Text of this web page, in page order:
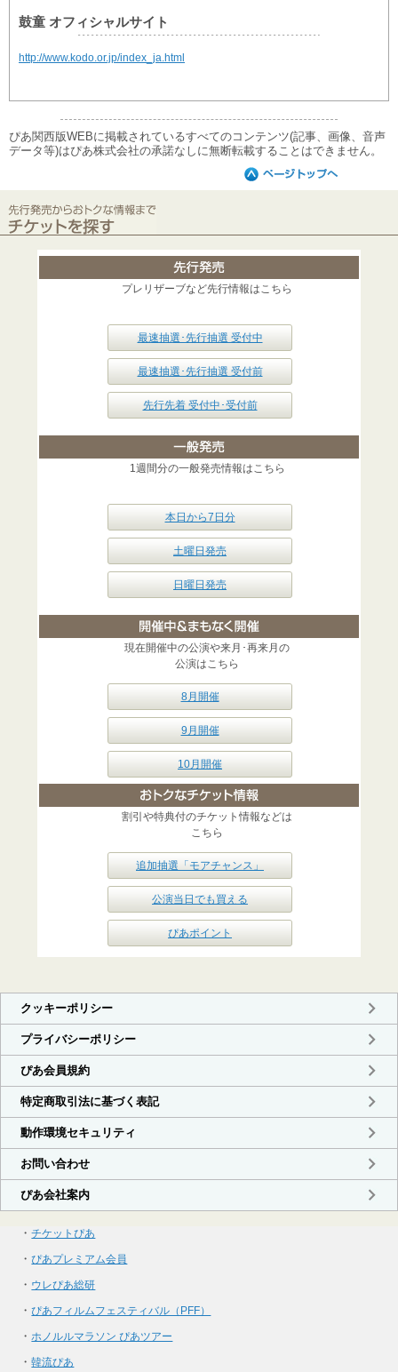
鼓童 オフィシャルサイト
http://www.kodo.or.jp/index_ja.html
ぴあ関西版WEBに掲載されているすべてのコンテンツ(記事、画像、音声
データ等)はぴあ株式会社の承諾なしに無断転載することはできません。
プレリザーブなど先行情報はこちら
最速抽選･先行抽選 受付中
最速抽選･先行抽選 受付前
先行先着 受付中･受付前
1週間分の一般発売情報はこちら
本日から7日分
土曜日発売
日曜日発売
現在開催中の公演や来月･再来月の
公演はこちら
8月開催
9月開催
10月開催
割引や特典付のチケット情報などは
こちら
追加抽選「モアチャンス」
公演当日でも買える
ぴあポイント
・チケットぴあ
・ぴあプレミアム会員
・ ウレぴあ総研
・ぴあフィルムフェスティバル（PFF）
・ ホノルルマラソン ぴあツアー
・韓流ぴあ